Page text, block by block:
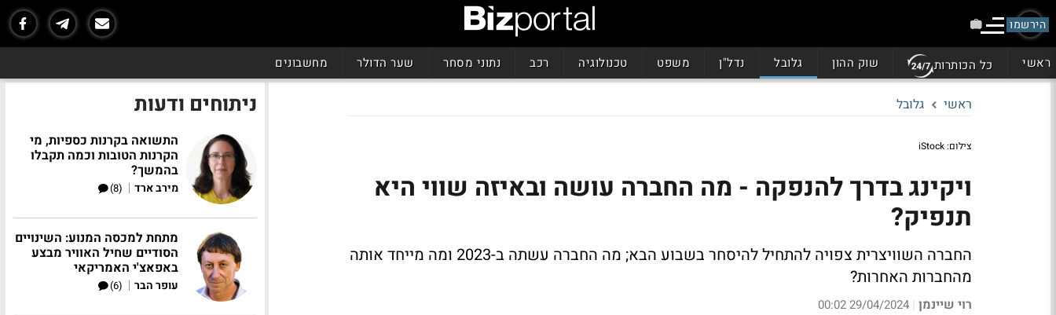
הירשמו
ראשי כל הכותרות שוק ההון גלובל נדל"ן משפט טכנולוגיה רכב נתוני מסחר שער הדולר מחשבונים
ראשי גלובל
צילום: iStock
ויקינג בדרך להנפקה - מה החברה עושה ובאיזה שווי היא
תנפיק?
החברה השוויצרית צפויה להתחיל להיסחר בשבוע הבא; מה החברה עשתה ב-2023 ומה מייחד אותה
מהחברות האחרות?
רוי שיינמן |
29/04/2024 00:02
ניתוחים ודעות
התשואה בקרנות כספיות, מי
הקרנות הטובות וכמה תקבלו
בהמשך?
מירב ארד |
(8)
מתחת למכסה המנוע: השינויים
הסודיים שחיל האוויר מבצע
באפאצ'י האמריקאי
עופר הבר |
(6)